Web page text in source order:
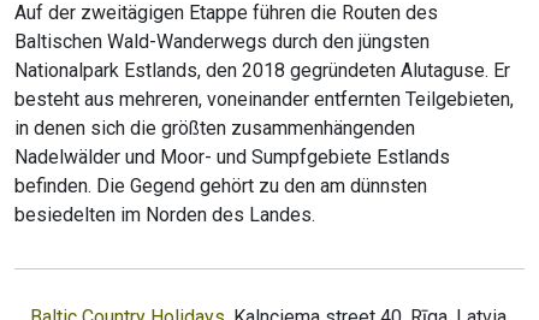
Auf der zweitägigen Etappe führen die Routen des
Baltischen Wald-Wanderwegs durch den jüngsten
Nationalpark Estlands, den 2018 gegründeten Alutaguse. Er
besteht aus mehreren, voneinander entfernten Teilgebieten,
in denen sich die größten zusammenhängenden
Nadelwälder und Moor- und Sumpfgebiete Estlands
befinden. Die Gegend gehört zu den am dünnsten
besiedelten im Norden des Landes.